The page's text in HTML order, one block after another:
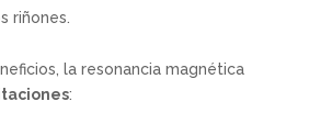
riñones.
la resonancia magnética
: